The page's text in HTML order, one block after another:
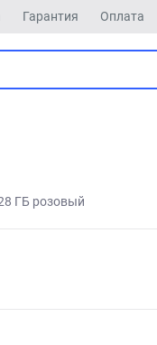
Гарантия Оплата
ГБ розовый